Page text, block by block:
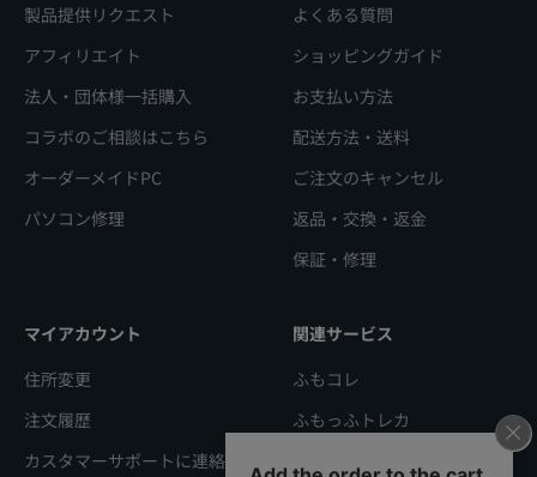
製品提供リクエスト
アフィリエイト
法人・団体様一括購入
コラボのご相談はこちら
オーダーメイドPC
パソコン修理
よくある質問
ショッピングガイド
お支払い方法
配送方法・送料
ご注文のキャンセル
返品・交換・返金
保証・修理
マイアカウント
住所変更
注文履歴
カスタマーサポートに連絡
関連サービス
ふもコレ
ふもっふトレカ